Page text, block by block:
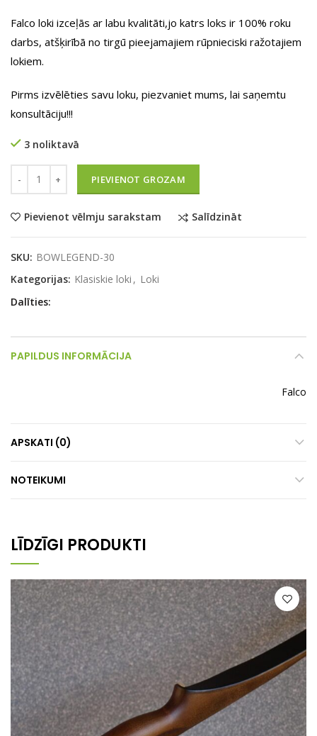
Falco loki izceļās ar labu kvalitāti,jo katrs loks ir 100% roku
darbs, atšķirībā no tirgū pieejamajiem rūpnieciski ražotajiem
lokiem.
Pirms izvēlēties savu loku, piezvaniet mums, lai saņemtu
konsultāciju!!!
3 noliktavā
PIEVIENOT GROZAM
Pievienot vēlmju sarakstam Salīdzināt
SKU: BOWLEGEND-30
Kategorijas: Klasiskie loki , Loki
Dalīties
PAPILDUS INFORMĀCIJA
Falco
APSKATI (0)
NOTEIKUMI
LĪDZĪGI PRODUKTI